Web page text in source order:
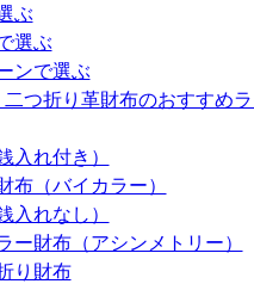
ぶ
選ぶ
ンで選ぶ
つ折り革財布のおすすめ
入れ付き）
布（バイカラー）
入れなし）
ー財布（アシンメトリー）
り財布